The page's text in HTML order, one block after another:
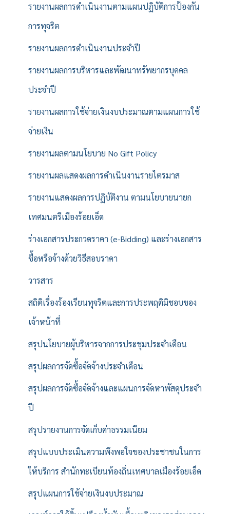
รายงานผลการดำเนินงานตามแผนปฏิบัติการป้องกัน
การทุจริต
รายงานผลการดำเนินงานประจำปี
รายงานผลการบริหารและพัฒนาทรัพยากรบุคคล
ประจำปี
รายงานผลการใช้จ่ายเงินงบประมาณตามแผนการใช้
จ่ายเงิน
รายงานผลตามนโยบาย No Gift Policy
รายงานผลแสดงผลการดำเนินงานรายไตรมาส
รายงานแสดงผลการปฏิบัติงาน ตามนโยบายนายก
เทศมนตรีเมืองร้อยเอ็ด
ร่างเอกสารประกวดราคา (e-Bidding) และร่างเอกสาร
ซื้อหรือจ้างด้วยวิธีสอบราคา
วารสาร
สถิติเรื่องร้องเรียนทุจริตและการประพฤติมิชอบของ
เจ้าหน้าที่
สรุปนโยบายผู้บริหารจากการประชุมประจำเดือน
สรุปผลการจัดซื้อจัดจ้างประจำเดือน
สรุปผลการจัดซื้อจัดจ้างและแผนการจัดหาพัสดุประจำ
ปี
สรุปรายงานการจัดเก็บค่าธรรมเนียม
สรุปแบบประเมินความพึงพอใจของประชาชนในการ
ให้บริการ สำนักทะเบียนท้องถิ่นเทศบาลเมืองร้อยเอ็ด
สรุปแผนการใช้จ่ายเงินงบประมาณ